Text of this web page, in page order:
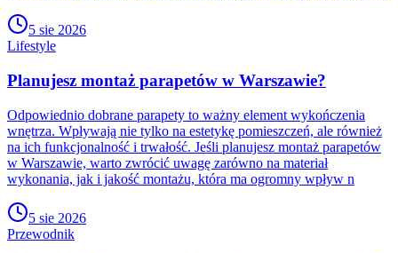
5 sie 2026
Lifestyle
Planujesz montaż parapetów w Warszawie?
Odpowiednio dobrane parapety to ważny element wykończenia
wnętrza. Wpływają nie tylko na estetykę pomieszczeń, ale również
na ich funkcjonalność i trwałość. Jeśli planujesz montaż parapetów
w Warszawie, warto zwrócić uwagę zarówno na materiał
wykonania, jak i jakość montażu, która ma ogromny wpływ n
5 sie 2026
Przewodnik